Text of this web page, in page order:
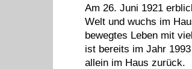
Am 26. Juni 1921
Welt und wuchs im
bewegtes Leben mit
ist bereits im Jahr
allein im Haus zurück.